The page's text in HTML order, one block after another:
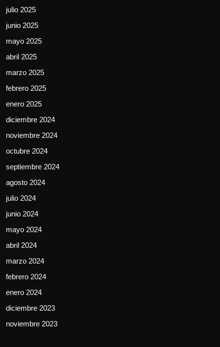
julio 2025
junio 2025
mayo 2025
abril 2025
marzo 2025
febrero 2025
enero 2025
diciembre 2024
noviembre 2024
octubre 2024
septiembre 2024
agosto 2024
julio 2024
junio 2024
mayo 2024
abril 2024
marzo 2024
febrero 2024
enero 2024
diciembre 2023
noviembre 2023